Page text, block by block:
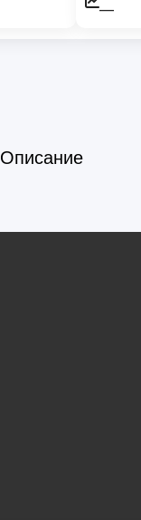
—
Описание